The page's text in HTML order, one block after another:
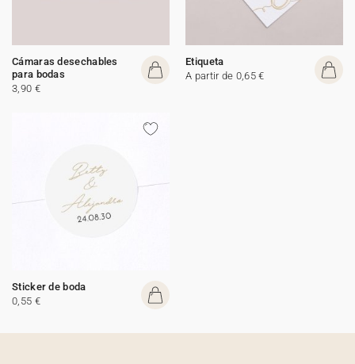
Cámaras desechables
para bodas
3,90 €
Etiqueta
A partir de 0,65 €
Sticker de boda
0,55 €